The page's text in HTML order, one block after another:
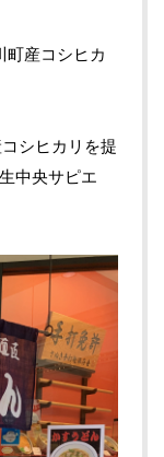
町産コシヒカ
シヒカリを提
中央サピエ